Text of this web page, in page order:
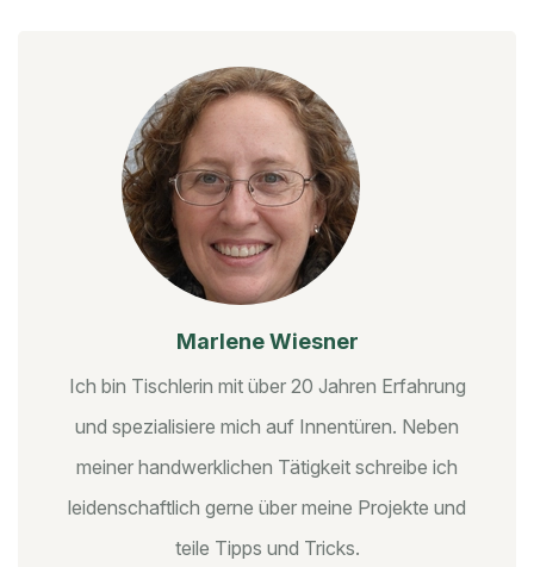
Marlene Wiesner
Ich bin Tischlerin mit über 20 Jahren Erfahrung
und spezialisiere mich auf Innentüren. Neben
meiner handwerklichen Tätigkeit schreibe ich
leidenschaftlich gerne über meine Projekte und
teile Tipps und Tricks.